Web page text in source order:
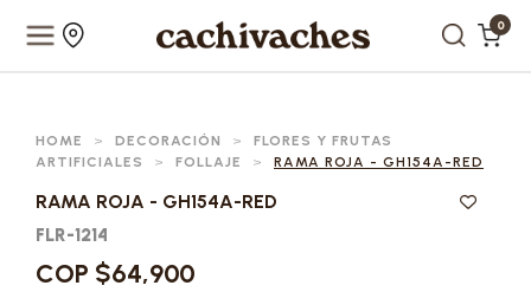
0
HOME > DECORACIÓN >
FLORES Y FRUTAS
ARTIFICIALES
> FOLLAJE > RAMA ROJA - GH154A-RED
RAMA ROJA - GH154A-RED
FLR-1214
COP $64,900